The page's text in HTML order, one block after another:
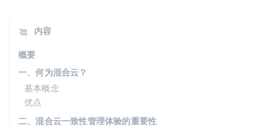
内容
概要
一、何为混合云？
基本概念
优点
二、混合云一致性管理体验的重要性